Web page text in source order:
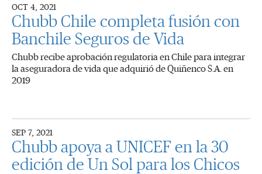
OCT 4, 2021
Chubb Chile completa fusión con
Banchile Seguros de Vida
Chubb recibe aprobación regulatoria en Chile para integrar
la aseguradora de vida que adquirió de Quiñenco S.A. en
2019
SEP 7, 2021
Chubb apoya a UNICEF en la 30
edición de Un Sol para los Chicos